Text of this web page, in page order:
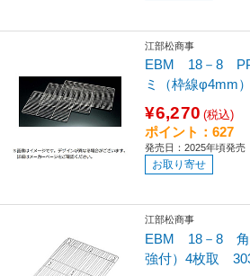
江部松商事
EBM 18－8
ミ（枠線φ4mm
¥6,270 (税込)
ポイント：627
発売日：2025年頃発売
お取り寄せ
江部松商事
EBM 18－8 角
強付）4枚取